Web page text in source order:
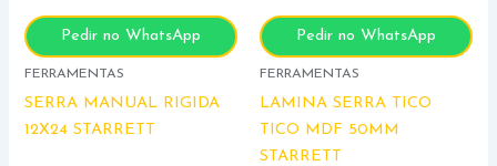
Pedir no WhatsApp
FERRAMENTAS
SERRA MANUAL RIGIDA
12X24 STARRETT
Pedir no WhatsApp
FERRAMENTAS
LAMINA SERRA TICO
TICO MDF 50MM
STARRETT